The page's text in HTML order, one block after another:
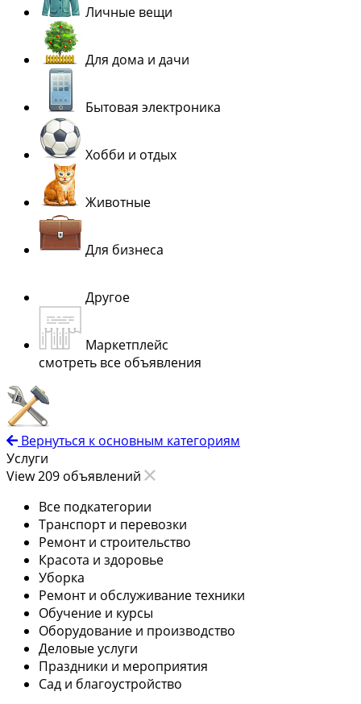
Личные вещи
Для дома и дачи
Бытовая электроника
Хобби и отдых
Животные
Для бизнеса
Другое
Маркетплейс
смотреть все объявления
Вернуться к основным категориям
Услуги
View 209 объявлений
Все подкатегории
Транспорт и перевозки
Ремонт и строительство
Красота и здоровье
Уборка
Ремонт и обслуживание техники
Обучение и курсы
Оборудование и производство
Деловые услуги
Праздники и мероприятия
Сад и благоустройство